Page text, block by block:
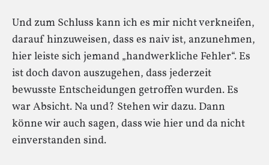
Und zum Schluss kann ich es mir nicht verkneifen,
darauf hinzuweisen, dass es naiv ist, anzunehmen,
hier leiste sich jemand „handwerkliche Fehler“. Es
ist doch davon auszugehen, dass jederzeit
bewusste Entscheidungen getroffen wurden. Es
war Absicht. Na und? Stehen wir dazu. Dann
könne wir auch sagen, dass wie hier und da nicht
einverstanden sind.